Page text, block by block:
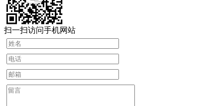
扫一扫访问手机网站